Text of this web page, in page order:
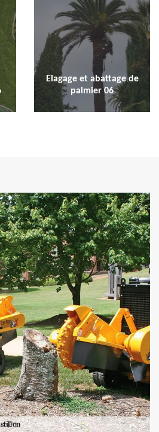
Elagage et abattage de
palmier 06